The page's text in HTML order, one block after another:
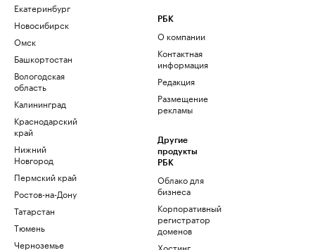
Екатеринбург
Новосибирск
Омск
Башкортостан
Вологодская
область
Калининград
Краснодарский
край
Нижний
Новгород
Пермский край
Ростов-на-Дону
Татарстан
Тюмень
Черноземье
РБК
О компании
Контактная
информация
Редакция
Размещение
рекламы
Другие
продукты
РБК
Облако для
бизнеса
Корпоративный
регистратор
доменов
Хостинг